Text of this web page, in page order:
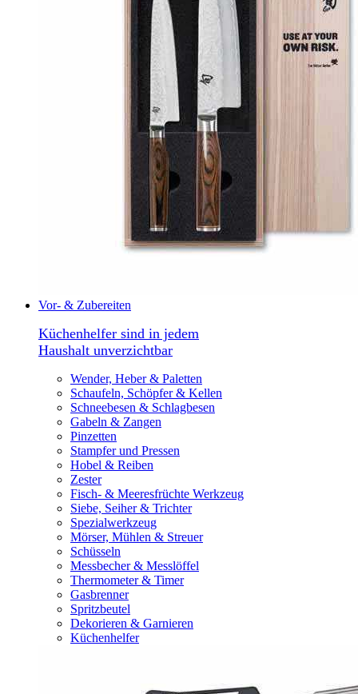
Vor- & Zubereiten
Küchenhelfer sind in jedem
Haushalt unverzichtbar
Wender, Heber & Paletten
Schaufeln, Schöpfer & Kellen
Schneebesen & Schlagbesen
Gabeln & Zangen
Pinzetten
Stampfer und Pressen
Hobel & Reiben
Zester
Fisch- & Meeresfrüchte Werkzeug
Siebe, Seiher & Trichter
Spezialwerkzeug
Mörser, Mühlen & Streuer
Schüsseln
Messbecher & Messlöffel
Thermometer & Timer
Gasbrenner
Spritzbeutel
Dekorieren & Garnieren
Küchenhelfer